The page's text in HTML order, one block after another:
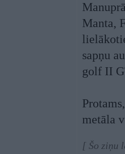
Manta,
sapņu
golf II
metāla
[ Šo ziņu